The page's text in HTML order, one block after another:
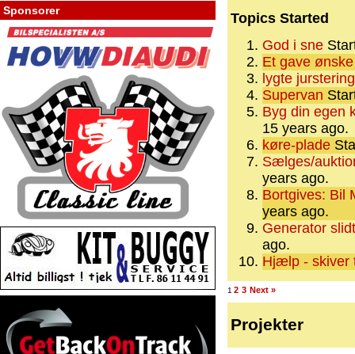
Sponsorer
Topics Started
God i sne
Et gave ønske
lygte
Supervan
Byg din egen
15 years ago.
køre-plade
Sælges/
years ago.
Bortgives: Bil
years ago.
Generator
ago.
Hjælp - skiver
1 2 3 Next »
Projekter